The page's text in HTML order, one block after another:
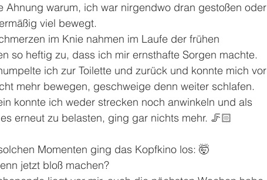
Ahnung warum, ich war nirgendwo dran gestoßen oder
viel bewegt.
im Knie nahmen im Laufe der frühen
so heftig zu, dass ich mir ernsthafte Sorgen machte.
ich zur Toilette und zurück und konnte mich vor
mehr bewegen, geschweige denn weiter schlafen.
konnte ich weder strecken noch anwinkeln und als
erneut zu belasten, ging gar nichts mehr. 🦵🏻
Momenten ging das Kopfkino los: 🤯
jetzt bloß machen?